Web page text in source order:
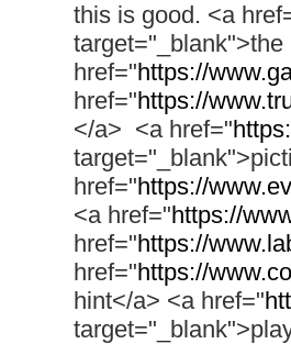
this is good. <a
href="https://
href="https://
</a> <a href="
href="https://
<a href="https://
href="https://
href="https://
hint</a> <a href="